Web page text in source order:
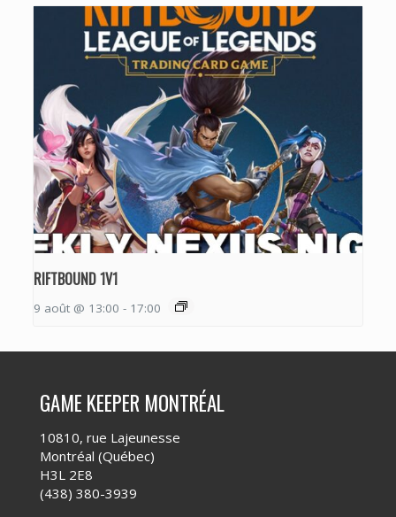
RIFTBOUND 1V1
9 août @ 13:00 - 17:00
GAME KEEPER MONTRÉAL
10810, rue Lajeunesse
Montréal (Québec)
H3L 2E8
(438) 380-3939